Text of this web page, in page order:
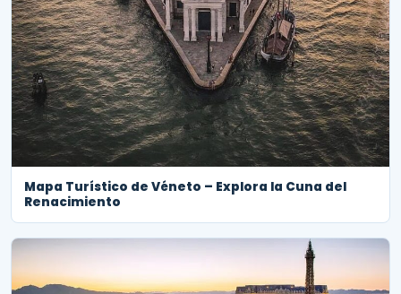
Mapa Turístico de Véneto – Explora la Cuna del
Renacimiento